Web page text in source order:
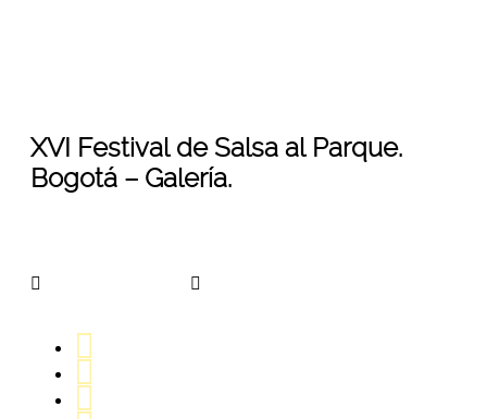
XVI Festival de Salsa al Parque.
Bogotá – Galería.